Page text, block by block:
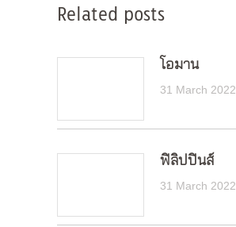
Related posts
โอมาน
31 March 2022
ฟิลิปปินส์
31 March 2022